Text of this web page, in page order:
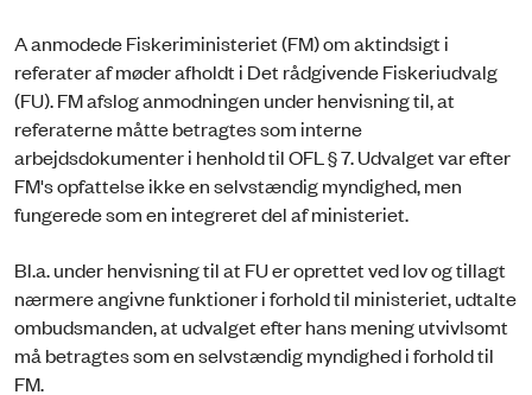
A anmodede Fiskeriministeriet (FM) om aktindsigt i
referater af møder afholdt i Det rådgivende Fiskeriudvalg
(FU). FM afslog anmodningen under henvisning til, at
referaterne måtte betragtes som interne
arbejdsdokumenter i henhold til OFL § 7. Udvalget var efter
FM's opfattelse ikke en selvstændig myndighed, men
fungerede som en integreret del af ministeriet.
Bl.a. under henvisning til at FU er oprettet ved lov og tillagt
nærmere angivne funktioner i forhold til ministeriet, udtalte
ombudsmanden, at udvalget efter hans mening utvivlsomt
må betragtes som en selvstændig myndighed i forhold til
FM.